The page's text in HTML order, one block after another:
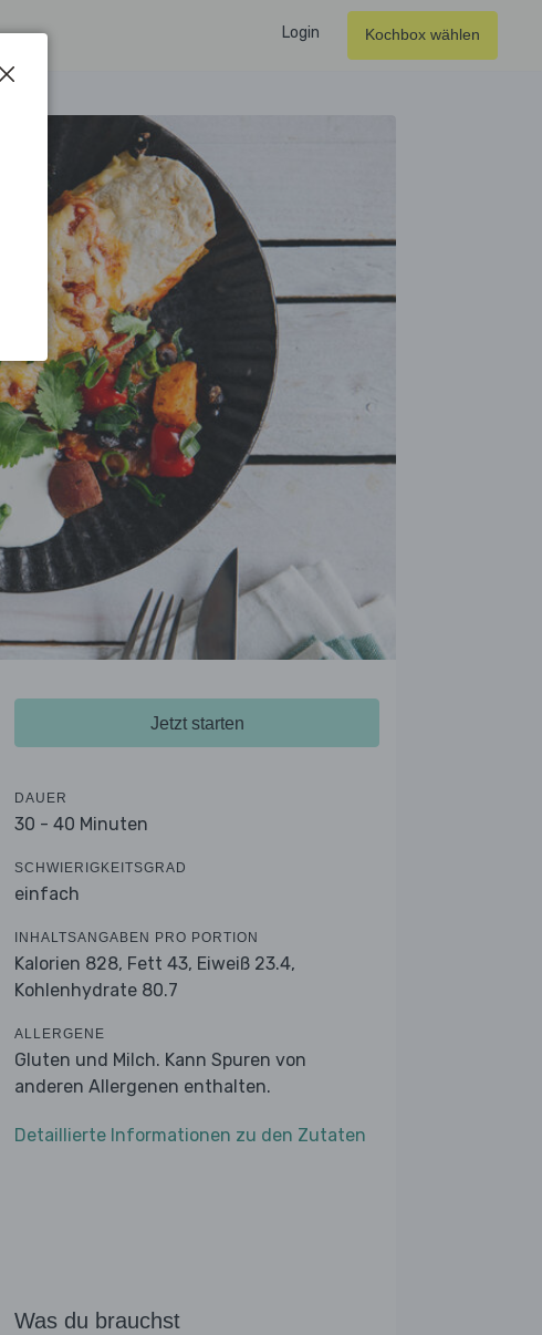
Login Kochbox wählen
Jetzt starten
DAUER
30 - 40 Minuten
SCHWIERIGKEITSGRAD
einfach
INHALTSANGABEN PRO PORTION
Kalorien 828, Fett 43, Eiweiß 23.4,
Kohlenhydrate 80.7
ALLERGENE
Gluten und Milch. Kann Spuren von
anderen Allergenen enthalten.
Detaillierte Informationen zu den Zutaten
Was du brauchst